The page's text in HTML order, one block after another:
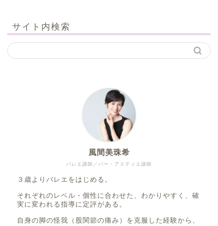
サイト内検索
バレエ講師／バー・アスティエ講師
風間美珠希
３歳よりバレエをはじめる。
それぞれのレベル・個性に合わせた、わかりやすく、確
実に変われる指導に定評がある。
自身の脚の怪我（股関節の痛み）を克服した経験から、